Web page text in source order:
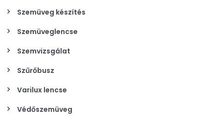
Szemüveg készítés
Szemüveglencse
Szemvizsgálat
Szűrőbusz
Varilux lencse
Védőszemüveg